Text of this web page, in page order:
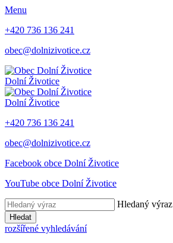
Menu
+420 736 136 241
obec@dolnizivotice.cz
Dolní Životice
Dolní Životice
+420 736 136 241
obec@dolnizivotice.cz
Facebook obce Dolní Životice
YouTube obce Dolní Životice
Hledaný výraz
Hledat
rozšířené vyhledávání